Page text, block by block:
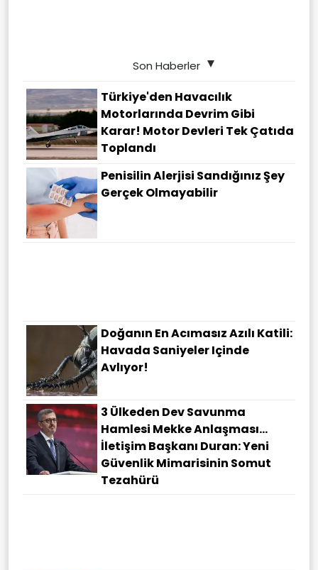
Son Haberler
Türkiye'den Havacılık
Motorlarında Devrim Gibi
Karar! Motor Devleri Tek Çatıda
Toplandı
Penisilin Alerjisi Sandığınız Şey
Gerçek Olmayabilir
Doğanın En Acımasız Azılı Katili:
Havada Saniyeler Içinde
Avlıyor!
3 Ülkeden Dev Savunma
Hamlesi Mekke Anlaşması…
İletişim Başkanı Duran: Yeni
Güvenlik Mimarisinin Somut
Tezahürü